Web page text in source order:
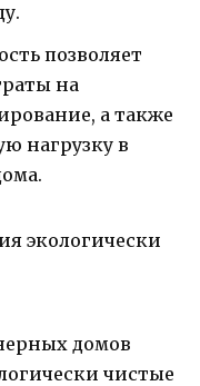
позволяет
на
а также
нагрузку в
экологически
домов
чистые